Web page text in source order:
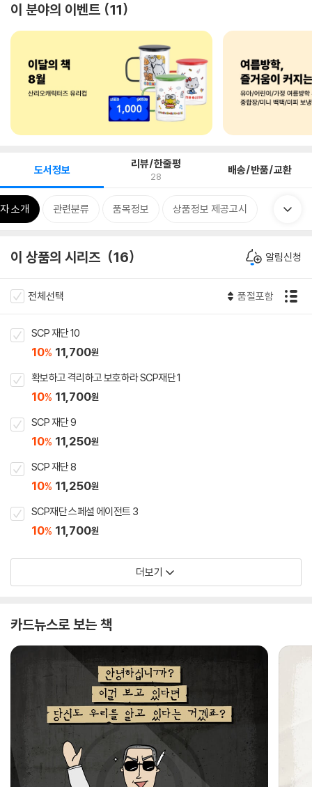
이 분야의 이벤트 11
도서정보 리뷰/한줄평
28 배송/반품/교환
소개 관련분류 품목정보 상품정보 제공고시
이 상품의 시리즈 16 알림신청
전체선택 품절포함
SCP 재단 10
10% 11,700원
확보하고 격리하고 보호하라 SCP재단 1
10% 11,700원
SCP 재단 9
10% 11,250원
SCP 재단 8
10% 11,250원
SCP재단 스페셜 에이전트 3
10% 11,700원
더보기
카드뉴스로 보는 책